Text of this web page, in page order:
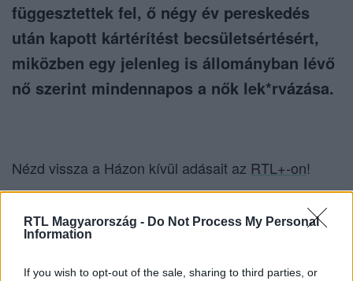
RTL Magyarország - Do Not Process My Personal
Information
If you wish to opt-out of the sale, sharing to third parties, or
függesztettek fel, ő négy év pereskedés
után kapott kártérítést becsületsértésért,
miközben egy jelenleg is állományban lévő
nő szerint mindennapos a nők lek*rvázása.
Nézd vissza a Házon kívül adásait az RTL+-on!
Itt állítsd be, hogy az RTL.hu az elsők között